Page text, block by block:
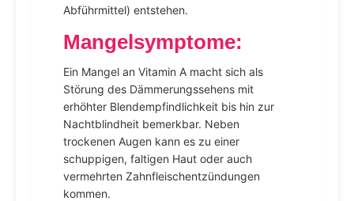
Abführmittel) entstehen.
Mangelsymptome:
Ein Mangel an Vitamin A macht sich als
Störung des Dämmerungssehens mit
erhöhter Blendempfindlichkeit bis hin zur
Nachtblindheit bemerkbar. Neben
trockenen Augen kann es zu einer
schuppigen, faltigen Haut oder auch
vermehrten Zahnfleischentzündungen
kommen.